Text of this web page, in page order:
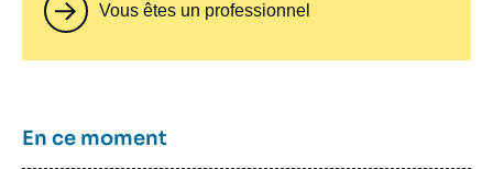
Vous êtes un professionnel
Titre
En ce moment